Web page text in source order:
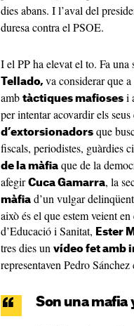
dies abans. I l’aval del
duresa contra el PSOE.
I el PP ha elevat el to. Fa una
Tellado, va considerar que
amb tàctiques mafioses i
per intentar acovardir els
d’extorsionadors que
fiscals, periodistes, guàrdies
de la màfia que de la
afegir Cuca Gamarra, la
màfia d’un vulgar
això és el que estem veient
d’Educació i Sanitat, Ester
tres dies un vídeo fet amb
representaven Pedro
Son una mafia